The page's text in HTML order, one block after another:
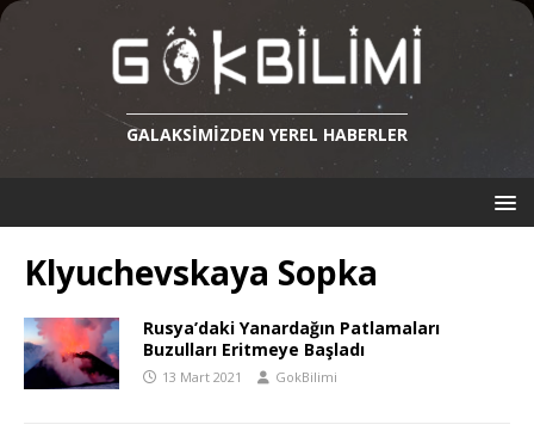
GALAKSIMIZDEN YEREL HABERLER
Klyuchevskaya Sopka
Rusya’daki Yanardağın Patlamaları
Buzulları Eritmeye Başladı
13 Mart 2021 GokBilimi